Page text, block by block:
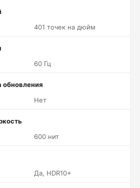
401 точек на дюйм
60 Гц
обновления
Нет
600 нит
Да, HDR10+